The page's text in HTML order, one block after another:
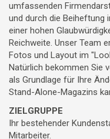
umfassenden
und durch die Beiheftung
einer hohen
Reichweite. Unser Team
Fotos und Layout im
Natürlich bekommen Sie
als Grundlage für Ihre
Stand-Alone-Magazins
ZIELGRUPPE
Ihr bestehender
Mitarbeiter.